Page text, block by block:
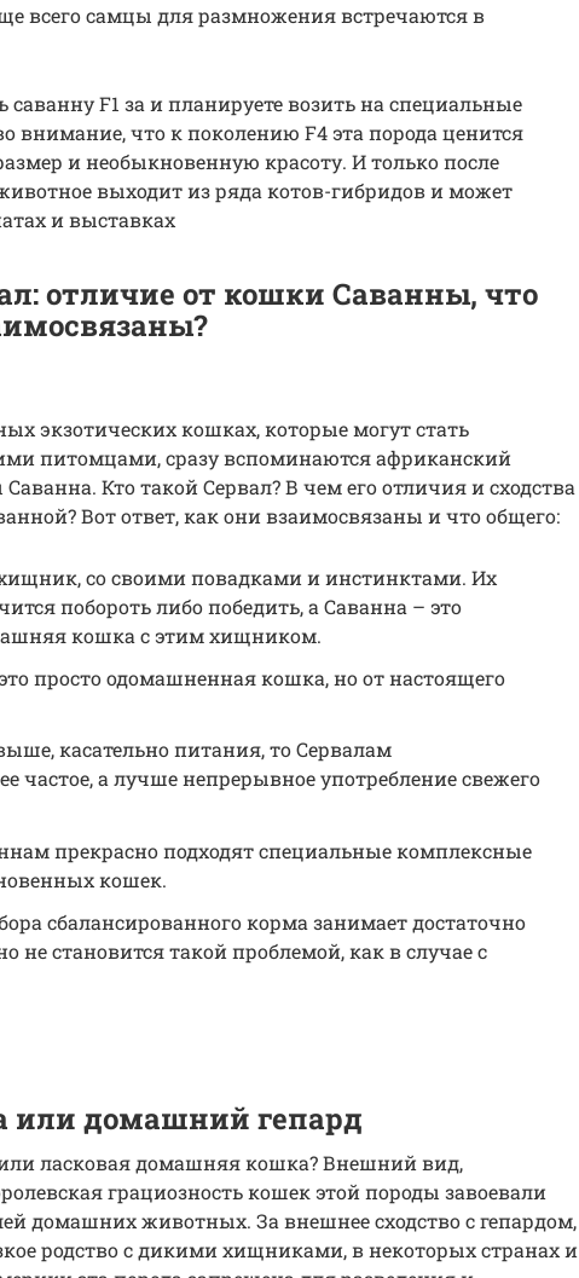
всего самцы для размножения встречаются в
F1 за и планируете возить на специальные
внимание, что к поколению F4 эта порода ценится
и необыкновенную красоту. И только после
выходит из ряда котов-гибридов и может
и выставках
отличие от кошки Саванны, что
экзотических кошках, которые могут стать
питомцами, сразу вспоминаются африканский
Кто такой Сервал? В чем его отличия и сходства
Вот ответ, как они взаимосвязаны и что общего:
со своими повадками и инстинктами. Их
побороть либо победить, а Саванна – это
кошка с этим хищником.
просто одомашненная кошка, но от настоящего
касательно питания, то Сервалам
частое, а лучше непрерывное употребление свежего
прекрасно подходят специальные комплексные
кошек.
сбалансированного корма занимает достаточно
не становится такой проблемой, как в случае с
или домашний гепард
ласковая домашняя кошка? Внешний вид,
грациозность кошек этой породы завоевали
домашних животных. За внешнее сходство с гепардом,
родство с дикими хищниками, в некоторых странах и